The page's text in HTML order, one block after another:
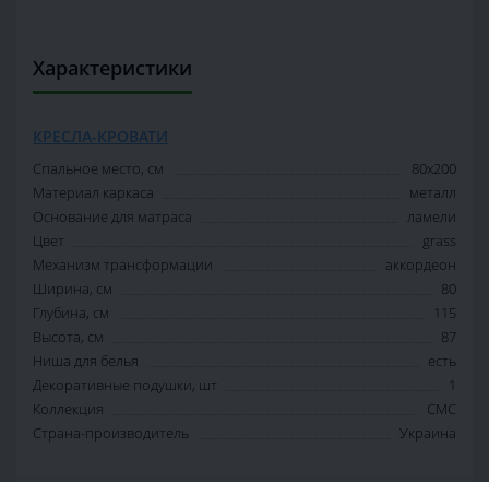
Характеристики
КРЕСЛА-КРОВАТИ
Спальное место, см
80х200
Материал каркаса
металл
Основание для матраса
ламели
Цвет
grass
Механизм трансформации
аккордеон
Ширина, см
80
Глубина, см
115
Высота, см
87
Ниша для белья
есть
Декоративные подушки, шт
1
Коллекция
СМС
Страна-производитель
Украина